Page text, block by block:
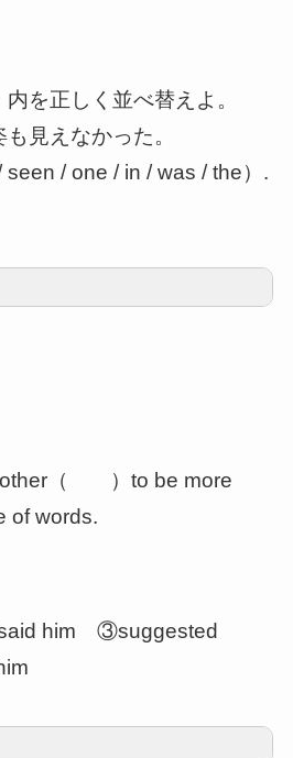
予定だ」となり、will V
を正しく並べ替えよ。
見えなかった。
seen / one / in / was / the）.
る」という意味
)のbe to構文の場合に
、不定詞の部分は受け身
（ ）to be more
of words.
him ③suggested